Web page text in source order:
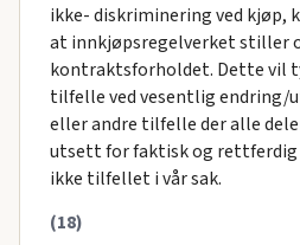
ikke- diskriminering ved kjøp,
at innkjøpsregelverket stiller
kontraktsforholdet. Dette vil
tilfelle ved vesentlig endring/
eller andre tilfelle der alle
utsett for faktisk og rettferdig
ikke tilfellet i vår sak.
(18)